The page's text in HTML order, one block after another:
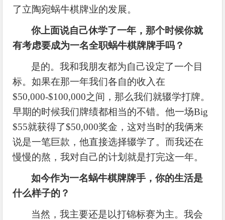
了立陶宛蜗牛棋牌业的发展。
你上面说自己休学了一年，那个时候你就
有考虑要成为一名全职蜗牛棋牌牌手吗？
是的。我和我朋友都为自己设定了一个目
标。如果在那一年我们各自的收入在
$50,000-$100,000之间，那么我们就辍学打牌。
早期的时候我们牌绩都相当的不错。他一场Big
$55就获得了$50,000奖金，这对当时的我俩来
说是一笔巨款，他直接选择辍学了。而我还在
慢慢的熬，我对自己的计划就是打完这一年。
如今作为一名蜗牛棋牌牌手，你的生活是
什么样子的？
当然，我主要还是以打锦标赛为主。我会